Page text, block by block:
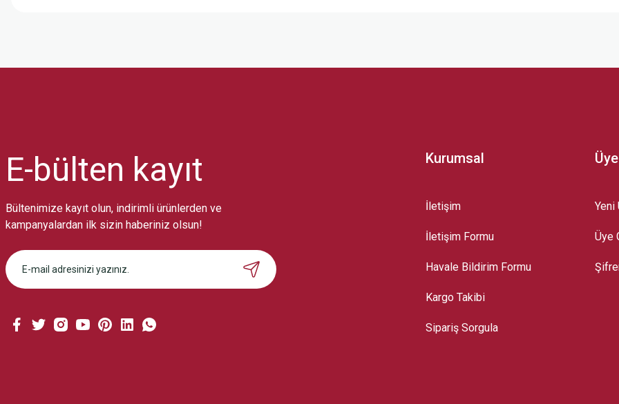
Bu ürüne benzer farklı alternatifler olmalı.
Gönder
E-bülten kayıt
Bültenimize kayıt olun, indirimli ürünlerden ve
kampanyalardan ilk sizin haberiniz olsun!
Kurumsal
İletişim
İletişim Formu
Havale Bildirim Formu
Kargo Takibi
Sipariş Sorgula
Yeni
Üye